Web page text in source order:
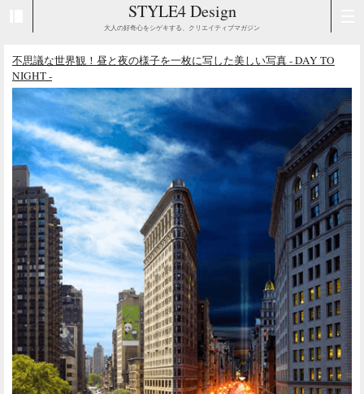
STYLE4 Design
大人の好奇心をシゲキする、クリエイティブマガジン
不思議な世界観！昼と夜の様子を一枚に写した美しい写真 - DAY TO
NIGHT -